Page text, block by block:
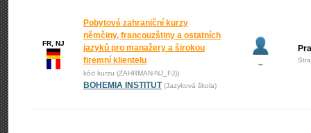
FR, NJ
Pobytové zahraniční kurzy
němčiny, francouzštiny a ostatních
jazyků pro manažery a širokou
firemní klientelu
kód kurzu (ZAHRMAN-NJ_FJ))
BOHEMIA INSTITUT (Jazyková škola)
–